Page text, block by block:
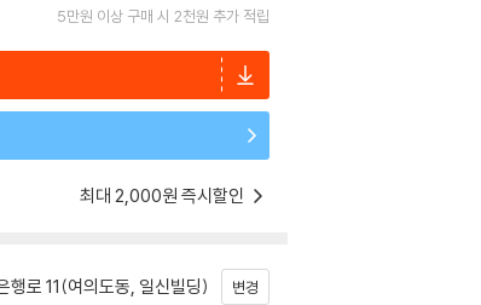
5만원 이상 구매 시 2천원 추가 적립
최대 2,000원 즉시할인
행로 11(여의도동, 일신빌딩) 변경